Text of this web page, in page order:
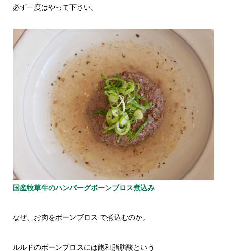
必ず一度はやって下さい。
国産牧草牛のハンバーグボーンブロス煮込み
なぜ、お肉をボーンブロス で煮込むのか。
ルルドのボーンブロスには飽和脂肪酸という